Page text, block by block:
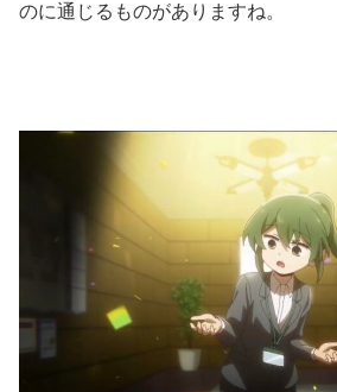
のに通じるものがありますね。